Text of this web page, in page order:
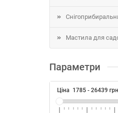
Мастила для
Параметри
Ціна 1785 - 26439